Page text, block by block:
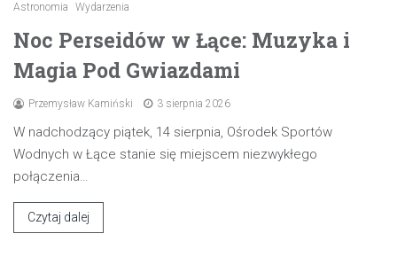
Astronomia Wydarzenia
Noc Perseidów w Łące: Muzyka i
Magia Pod Gwiazdami
Przemysław Kamiński 3 sierpnia 2026
W nadchodzący piątek, 14 sierpnia, Ośrodek Sportów
Wodnych w Łące stanie się miejscem niezwykłego
połączenia…
Czytaj dalej